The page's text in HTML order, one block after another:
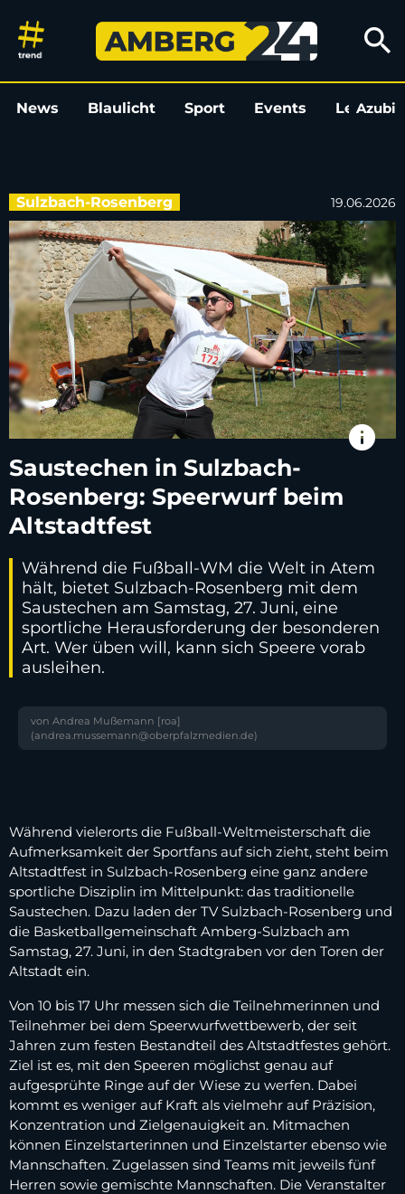
Saustechen in Sulzbach-
search
News Blaulicht Sport Events LeoAzubi
Sulzbach-Rosenberg 19.06.2026
info
Saustechen in Sulzbach-
Rosenberg: Speerwurf beim
Altstadtfest
Während die Fußball-WM die Welt in Atem
hält, bietet Sulzbach-Rosenberg mit dem
Saustechen am Samstag, 27. Juni, eine
sportliche Herausforderung der besonderen
Art. Wer üben will, kann sich Speere vorab
ausleihen.
von Andrea Mußemann [roa]
(andrea.mussemann@oberpfalzmedien.de)
Während vielerorts die Fußball-Weltmeisterschaft die
Aufmerksamkeit der Sportfans auf sich zieht, steht beim
Altstadtfest in Sulzbach-Rosenberg eine ganz andere
sportliche Disziplin im Mittelpunkt: das traditionelle
Saustechen. Dazu laden der TV Sulzbach-Rosenberg und
die Basketballgemeinschaft Amberg-Sulzbach am
Samstag, 27. Juni, in den Stadtgraben vor den Toren der
Altstadt ein.
Von 10 bis 17 Uhr messen sich die Teilnehmerinnen und
Teilnehmer bei dem Speerwurfwettbewerb, der seit
Jahren zum festen Bestandteil des Altstadtfestes gehört.
Ziel ist es, mit den Speeren möglichst genau auf
aufgesprühte Ringe auf der Wiese zu werfen. Dabei
kommt es weniger auf Kraft als vielmehr auf Präzision,
Konzentration und Zielgenauigkeit an. Mitmachen
können Einzelstarterinnen und Einzelstarter ebenso wie
Mannschaften. Zugelassen sind Teams mit jeweils fünf
Herren sowie gemischte Mannschaften. Die Veranstalter